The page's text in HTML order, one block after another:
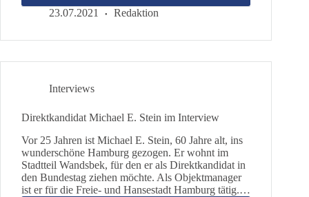
Körper
unsere
23.07.2021 Redaktion
Interviews
Direktkandidat Michael E. Stein im Interview
Vor 25 Jahren ist Michael E. Stein, 60 Jahre alt, ins
wunderschöne Hamburg gezogen. Er wohnt im
Stadtteil Wandsbek, für den er als Direktkandidat in
den Bundestag ziehen möchte. Als Objektmanager
ist er für die Freie- und Hansestadt Hamburg tätig.…